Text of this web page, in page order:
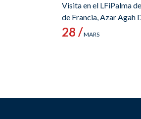
Visita en el LFiPalma
de Francia, Azar Agah
28 /MARS